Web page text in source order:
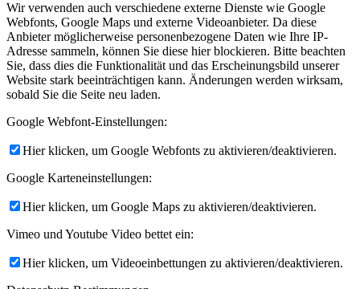
Wir verwenden auch verschiedene externe Dienste wie Google
Webfonts, Google Maps und externe Videoanbieter. Da diese
Anbieter möglicherweise personenbezogene Daten wie Ihre IP-
Adresse sammeln, können Sie diese hier blockieren. Bitte beachten
Sie, dass dies die Funktionalität und das Erscheinungsbild unserer
Website stark beeinträchtigen kann. Änderungen werden wirksam,
sobald Sie die Seite neu laden.
Google Webfont-Einstellungen:
Hier klicken, um Google Webfonts zu aktivieren/deaktivieren.
Google Karteneinstellungen:
Hier klicken, um Google Maps zu aktivieren/deaktivieren.
Vimeo und Youtube Video bettet ein:
Hier klicken, um Videoeinbettungen zu aktivieren/deaktivieren.